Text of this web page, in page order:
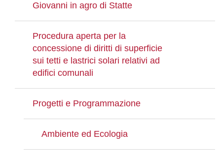
Giovanni in agro di Statte
Procedura aperta per la
concessione di diritti di superficie
sui tetti e lastrici solari relativi ad
edifici comunali
Progetti e Programmazione
Ambiente ed Ecologia